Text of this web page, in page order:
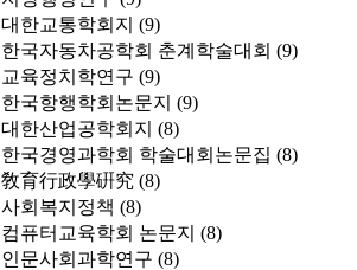
대한교통학회지 (9)
한국자동차공학회 춘계학술대회 (9)
교육정치학연구 (9)
한국항행학회논문지 (9)
대한산업공학회지 (8)
한국경영과학회 학술대회논문집 (8)
敎育行政學硏究 (8)
사회복지정책 (8)
컴퓨터교육학회 논문지 (8)
인문사회과학연구 (8)